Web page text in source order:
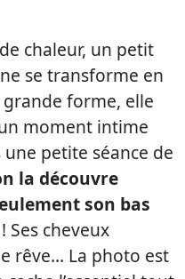
chaleur, un petit
se transforme en
forme, elle
moment intime
petite séance de
la découvre
son bas
! Ses cheveux
rêve… La photo est